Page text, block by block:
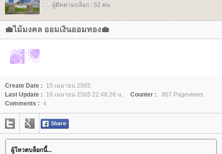
ผู้ติดตามบล็อก : 52 คน
💼ไม้มงคล ออมเงินออมทอง💼
Create Date :
15 เมษายน 2565
Last Update :
16 เมษายน 2565 22:48:26 น. Counter :
867 Pageviews.
Comments : 4
ผู้โหวตบล็อกนี้...